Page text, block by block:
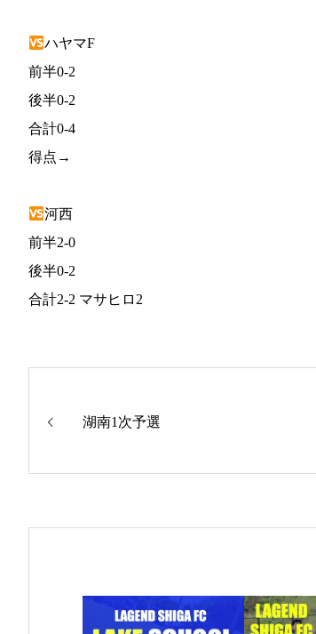
ハヤマF
前半0-2
後半0-2
合計0-4
得点→
河西
前半2-0
後半0-2
合計2-2 マサヒロ2
湖南1次予選